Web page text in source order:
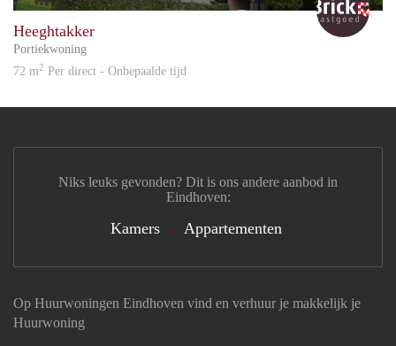
Heeghtakker
Portiekwoning
72 m2 Per direct - Onbepaalde tijd
Op Huurwoningen Eindhoven vind en verhuur je makkelijk je
Huurwoning
Niks leuks gevonden? Dit is ons andere aanbod in
Eindhoven:
Kamers Appartementen